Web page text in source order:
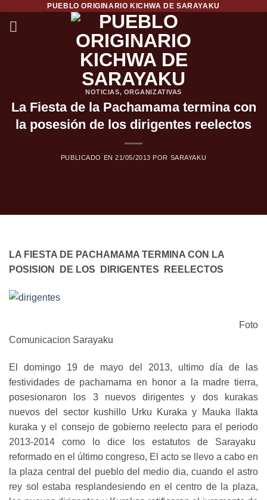
PUEBLO ORIGINARIO KICHWA DE SARAYAKU
NOTICIAS, ORGANIZATIVAS
La Fiesta de la Pachamama termina con
la posesión de los dirigentes reelectos
PUBLICADO EN21/05/2013 POR SARAYAKU
LA FIESTA DE PACHAMAMA TERMINA CON LA
POSISION
DE LOS DIRIGENTES REELECTOS
Foto
Comunicacion Sarayaku
El domingo 19 de mayo del 2013, ultimo día de las
festividades de pachamama en honor a la madre tierra,
posesionaron los 3 nuevos dirigentes y dos kurakas
nuevos del sector kushillo Urku Kuraka y Mauka llakta
kuraka y el consejo de gobierno reelecto para el periodo
2013-2014 como lo dice los estatutos de Sarayaku
reformado en el último congreso, El acto se llevo a cabo en
la plaza central del pueblo del medio dia, cuando el astro
rey sol estaba resplandesiendo en el centro de la plaza,